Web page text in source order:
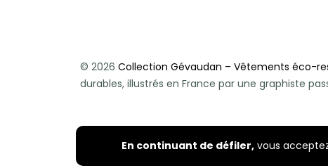
© 2026 Collection Gévaudan – Vêtements éco-
durables, illustrés en France par une graphiste
En continuant de défiler,vous